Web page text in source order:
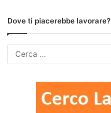
Dove ti piacerebbe lavorare?